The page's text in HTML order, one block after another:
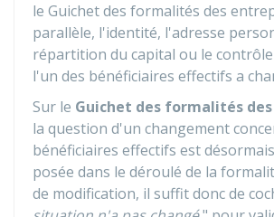
le Guichet des formalités des
parallèle, l'identité, l'adresse
répartition du capital ou le
l'un des bénéficiaires effectifs a
Sur le Guichet des formalités
la question d'un changement
bénéficiaires effectifs est
posée dans le déroulé de la
de modification, il suffit donc de